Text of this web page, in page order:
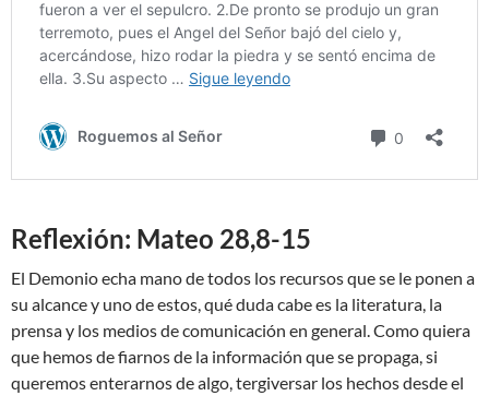
Reflexión: Mateo 28,8-15
El Demonio echa mano de todos los recursos que se le ponen a
su alcance y uno de estos, qué duda cabe es la literatura, la
prensa y los medios de comunicación en general. Como quiera
que hemos de fiarnos de la información que se propaga, si
queremos enterarnos de algo, tergiversar los hechos desde el